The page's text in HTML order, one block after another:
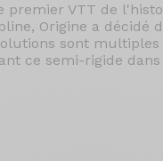
VTT de
Origine a décidé
sont
ce semi-rigide